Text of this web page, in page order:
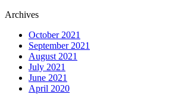
Archives
October 2021
September 2021
August 2021
July 2021
June 2021
April 2020